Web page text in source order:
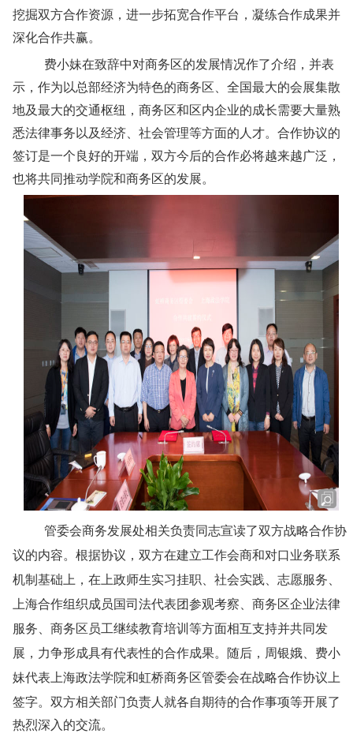
挖掘双方合作资源，进一步拓宽合作平台，凝练合作成果并
深化合作共赢。
费小妹在致辞中对商务区的发展情况作了介绍，并表
示，作为以总部经济为特色的商务区、全国最大的会展集散
地及最大的交通枢纽，商务区和区内企业的成长需要大量熟
悉法律事务以及经济、社会管理等方面的人才。合作协议的
签订是一个良好的开端，双方今后的合作必将越来越广泛，
也将共同推动学院和商务区的发展。
管委会商务发展处相关负责同志宣读了双方战略合作协
议的内容。根据协议，双方在建立工作会商和对口业务联系
机制基础上，在上政师生实习挂职、社会实践、志愿服务、
上海合作组织成员国司法代表团参观考察、商务区企业法律
服务、商务区员工继续教育培训等方面相互支持并共同发
展，力争形成具有代表性的合作成果。随后，周银娥、费小
妹代表上海政法学院和虹桥商务区管委会在战略合作协议上
签字。 双方相关部门负责人就各自期待的合作事项等开展了
热烈深入的交流。